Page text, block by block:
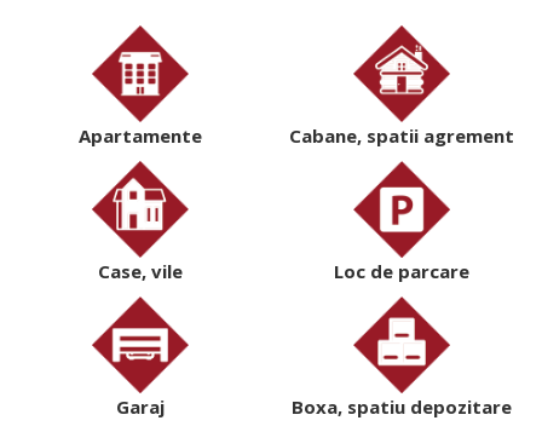
Apartamente Cabane, spatii agrement
Case, vile Loc de parcare
Garaj Boxa, spatiu depozitare